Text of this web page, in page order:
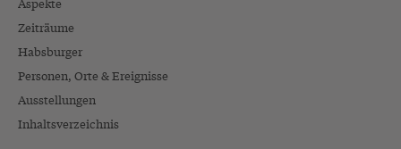
Zeiträume
Habsburger
Personen, Orte & Ereignisse
Ausstellungen
Inhaltsverzeichnis